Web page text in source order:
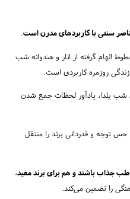
سنتی با کاربردهای مدرن است.
الهام گرفته از انار و هندوانه شب
روزمره کاربردی است.
شب یلدا، یادآور لحظات جمع شدن
توجه و قدردانی برند را منتقل
جذاب باشند و هم برای برند مفید،
را تضمین می‌کند.